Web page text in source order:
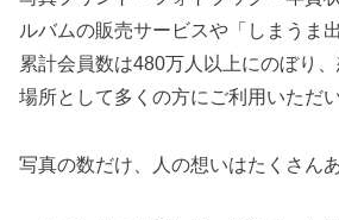
ルバムの販売サービスや「しまうま
累計会員数は480万人以上にのぼり
場所として多くの方にご利用いただ
写真の数だけ、人の想いはたくさん